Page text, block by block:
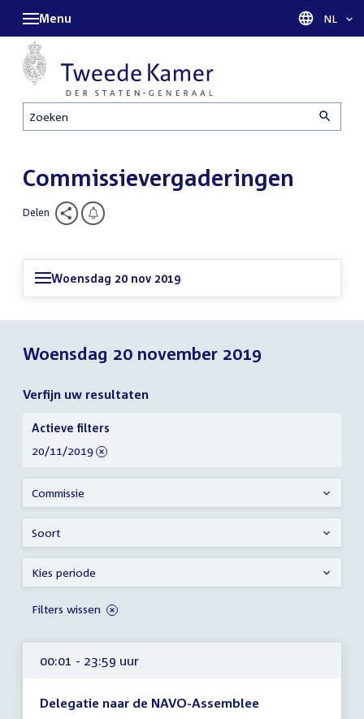
Zoeken
Menu Taal
NL
Commissievergaderingen
Delen
Woensdag 20 nov 2019
Woensdag 20 november 2019
Verfijn uw resultaten
00:01 - 23:59 uur
Delegatie naar de NAVO-Assemblee
Verfijn
uw
resultaten
Actieve filters
verwijder
20/11/2019
Commissie
Soort
Kies periode
Filters wissen